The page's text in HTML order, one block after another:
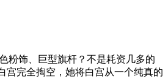
粉饰、巨型旗杆？不是耗资几多的
宫完全掏空，她将白宫从一个纯真的